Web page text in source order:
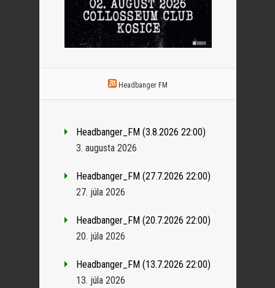
Headbanger FM
Headbanger_FM (3.8.2026 22:00)
3. augusta 2026
Headbanger_FM (27.7.2026 22:00)
27. júla 2026
Headbanger_FM (20.7.2026 22:00)
20. júla 2026
Headbanger_FM (13.7.2026 22:00)
13. júla 2026